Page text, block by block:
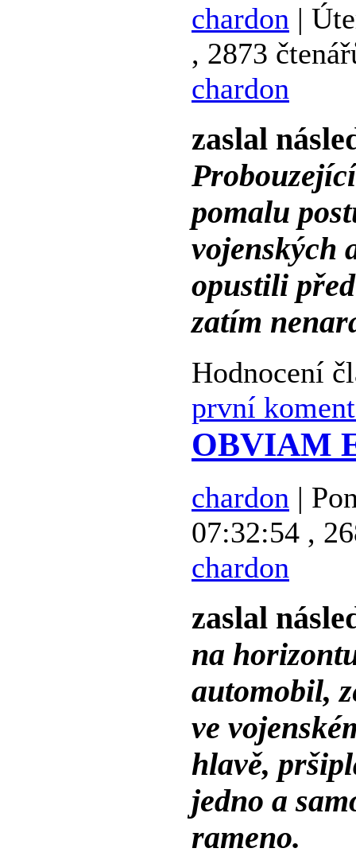
chardon |
, 2873
chardon
zaslal
pomalu
vojenských
opustili
zatím
Hodnocení
první
OBVIAM
chardon |
07:32:54 ,
chardon
zaslal
na
automobil,
ve
hlavě,
jedno a
rameno.